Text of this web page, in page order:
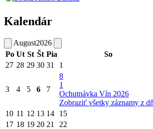
Kalendár
August2026
Po Ut St Št Pia So
27 28 29 30 31 1
3 4 5 6 7
8
1
Ochutnávka Vín 2026
Zobraziť všetky záznamy z
10 11 12 13 14 15
17 18 19 20 21 22